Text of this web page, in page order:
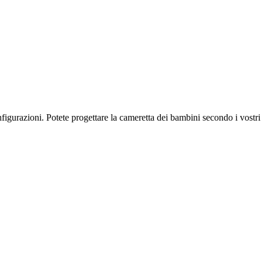
Potete progettare la cameretta dei bambini secondo i vostri